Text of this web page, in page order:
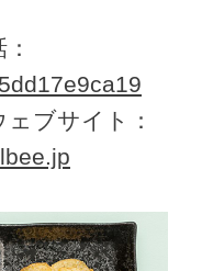
ェブサイト：